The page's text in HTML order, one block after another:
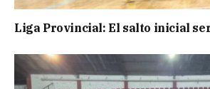
Liga Provincial: El salto inicial